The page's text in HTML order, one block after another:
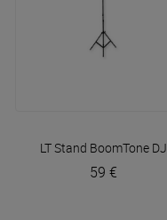
LT Stand BoomTone DJ
59 €